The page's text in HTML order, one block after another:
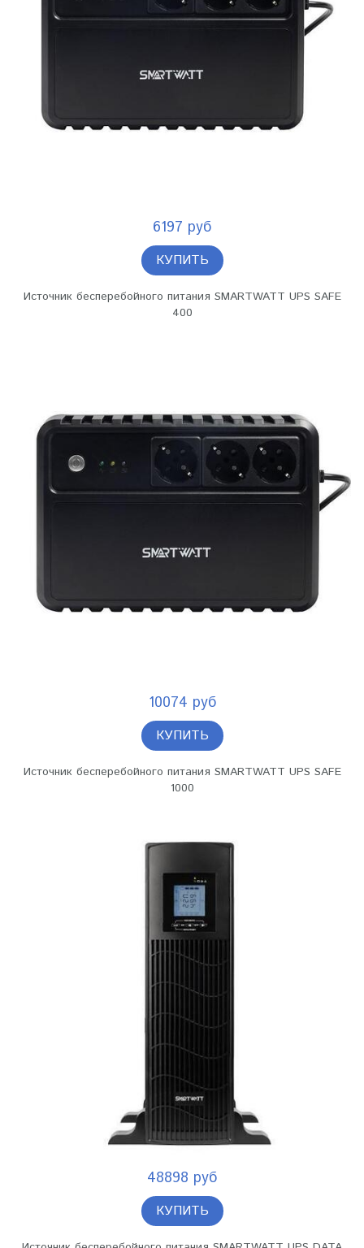
6197 руб
КУПИТЬ
Источник бесперебойного питания SMARTWATT UPS SAFE
400
10074 руб
КУПИТЬ
Источник бесперебойного питания SMARTWATT UPS SAFE
1000
48898 руб
КУПИТЬ